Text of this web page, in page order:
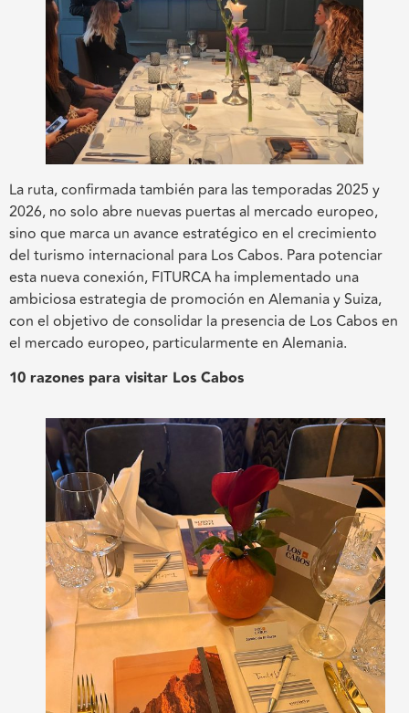
La ruta, confirmada también para las temporadas 2025 y
2026, no solo abre nuevas puertas al mercado europeo,
sino que marca un avance estratégico en el crecimiento
del turismo internacional para Los Cabos. Para potenciar
esta nueva conexión, FITURCA ha implementado una
ambiciosa estrategia de promoción en Alemania y Suiza,
con el objetivo de consolidar la presencia de Los Cabos en
el mercado europeo, particularmente en Alemania.
10 razones para visitar Los Cabos